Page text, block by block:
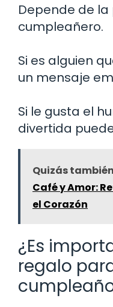
Depende de
cumpleañero.
Si es alguien
un mensaje
Si le gusta el
divertida
Quizás
Café y Amor:
el Corazón
¿Es
regalo